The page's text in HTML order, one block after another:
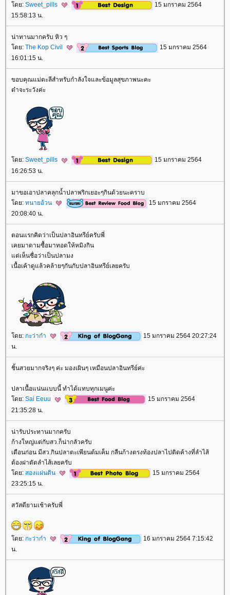
ดย: Sweet_pills
15 มกราคม 2564
15:58:13 น.
น่าทานมากครับ หิว ๆ
ดย: The Kop Civil
15 มกราคม 2564
16:01:15 น.
ขอบคุณแม่ตะลีสำหรับกำลังใจและข้อมูลสุขภาพนะคะ
ต๋าจะระวังค่ะ
ดย: Sweet_pills
15 มกราคม 2564
16:26:53 น.
มาขอเอาปลาคลุกน้ำปลาพริกเยอะๆกินด้วยนะคราบ
ดย: ทนายอ้วน
15 มกราคม 2564
20:08:40 น.
ตอนแรกคิดว่าเป็นปลาอินทรีย์ครับพี่
เคยมาดามซื้อมาทอดให้หมิงกิน
ต่เห็นชื่อว่าเป็นปลามง
เนื้อเค้าดูแล้วคล้ายๆกันกับปลาอินทรีย์เลยครับ
ดย: กะว่าก๋า
15 มกราคม 2564 20:27:24
น.
ชิ้นสวยมากจริงๆ ค่ะ มองเผินๆ เหมือนปลาอินทรีย์ค่ะ
ปลาเนื้อแน่นแบบนี้ ทำได้แทบทุกเมนูค่ะ
ดย: Sai Eeuu
15 มกราคม 2564
21:35:28 น.
น่ารับประทานมากครับ
ก้างใหญ่แต่กับสว.ก็น่ากลัวครับ
เดือนก่อน มีสว.กินปลาตะเพียนต้มเค็ม กลืนก้างตรงท้องปลาไปติดค้างที่ลำไส้
ต้องผ่าตัดลำไส้เลยครับ
ดย: สองแผ่นดิน
15 มกราคม 2564
23:25:15 น.
สวัสดียามเช้าครับพี่
ดย: กะว่าก๋า
16 มกราคม 2564 7:15:42
น.